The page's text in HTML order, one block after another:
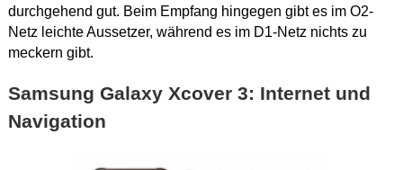
durchgehend gut. Beim Empfang hingegen gibt es im O2-
Netz leichte Aussetzer, während es im D1-Netz nichts zu
meckern gibt.
Samsung Galaxy Xcover 3: Internet und
Navigation